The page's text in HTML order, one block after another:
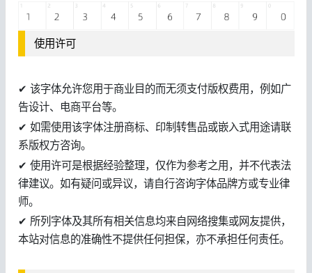
使用许可
✔ 该字体允许您用于商业目的而无须支付版权费用，例如广
告设计、电商平台等。
✔ 如需使用该字体注册商标、印制转售品或嵌入式用途请联
系版权方咨询。
✔ 使用许可是根据经验整理，仅作为参考之用，并不代表法
律建议。如有疑问或异议，请自行咨询字体品牌方或专业律
师。
✔ 所列字体及其所有相关信息均来自网络搜集或网友提供，
本站对信息的准确性不提供任何担保，亦不承担任何责任。